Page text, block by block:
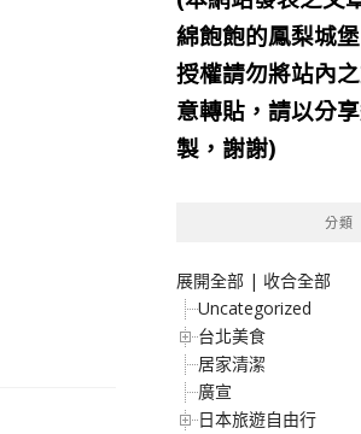
綿飽飽的鳳梨城堡
授權請勿將站內
意轉貼，請以分
製，謝謝)
分類
展開全部 | 收合全部
Uncategorized
台北美食
居家清潔
廣宣
日本旅遊自由行